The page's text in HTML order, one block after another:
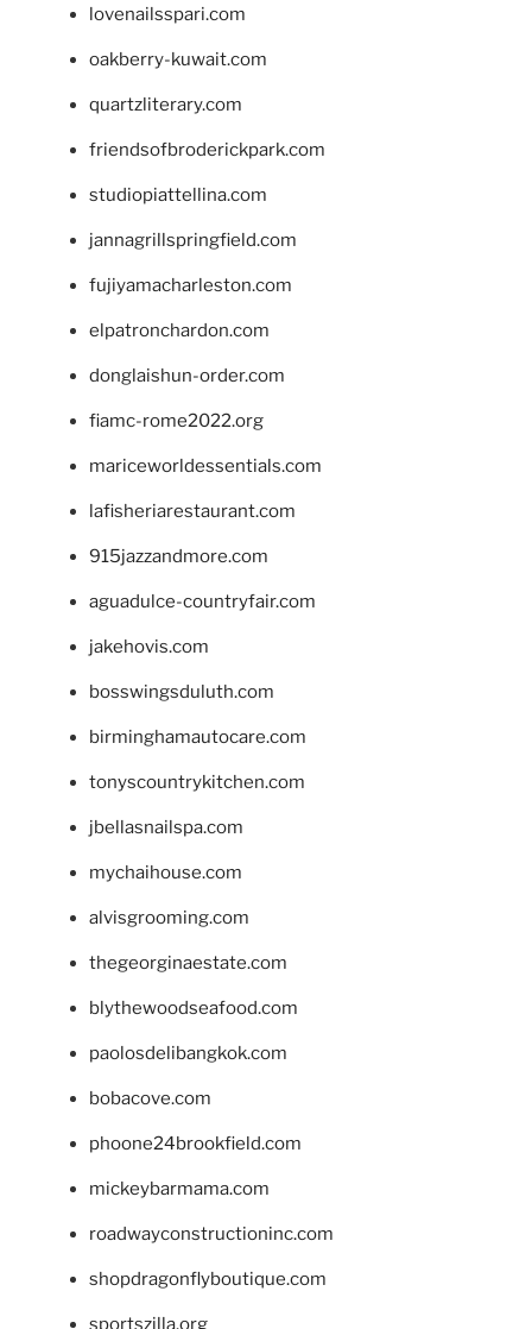
lovenailsspari.com
oakberry-kuwait.com
quartzliterary.com
friendsofbroderickpark.com
studiopiattellina.com
jannagrillspringfield.com
fujiyamacharleston.com
elpatronchardon.com
donglaishun-order.com
fiamc-rome2022.org
mariceworldessentials.com
lafisheriarestaurant.com
915jazzandmore.com
aguadulce-countryfair.com
jakehovis.com
bosswingsduluth.com
birminghamautocare.com
tonyscountrykitchen.com
jbellasnailspa.com
mychaihouse.com
alvisgrooming.com
thegeorginaestate.com
blythewoodseafood.com
paolosdelibangkok.com
bobacove.com
phoone24brookfield.com
mickeybarmama.com
roadwayconstructioninc.com
shopdragonflyboutique.com
sportszilla.org